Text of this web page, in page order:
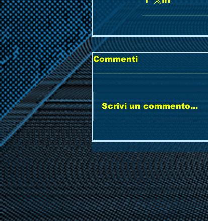
Commenti
Scrivi un commento...